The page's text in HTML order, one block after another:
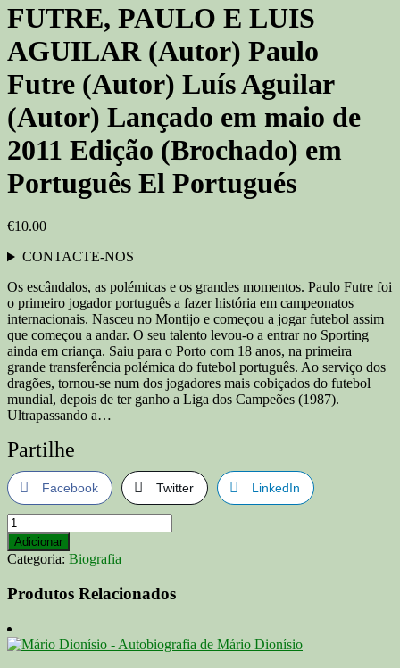
FUTRE, PAULO E LUIS
AGUILAR (Autor) Paulo
Futre (Autor) Luís Aguilar
(Autor) Lançado em maio de
2011 Edição (Brochado) em
Português El Portugués
€10.00
CONTACTE-NOS
Os escândalos, as polémicas e os grandes momentos. Paulo Futre foi
o primeiro jogador português a fazer história em campeonatos
internacionais. Nasceu no Montijo e começou a jogar futebol assim
que começou a andar. O seu talento levou-o a entrar no Sporting
ainda em criança. Saiu para o Porto com 18 anos, na primeira
grande transferência polémica do futebol português. Ao serviço dos
dragões, tornou-se num dos jogadores mais cobiçados do futebol
mundial, depois de ter ganho a Liga dos Campeões (1987).
Ultrapassando a…
Partilhe
Facebook Twitter LinkedIn
Quantidade
de
FUTRE,
PAULO
E
LUIS
(Autor)
Paulo
Adicionar
Categoria: Biografia
Produtos Relacionados